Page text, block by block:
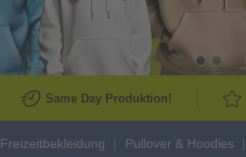
Same Day Produktion!
Freizeitbekleidung Pullover & Hoodies